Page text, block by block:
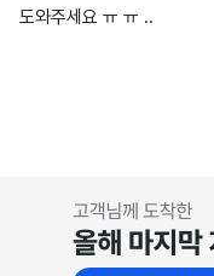
도와주세요 ㅠ ㅠ ..